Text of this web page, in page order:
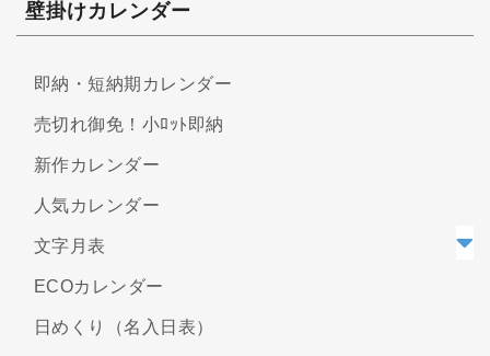
壁掛けカレンダー
即納・短納期カレンダー
売切れ御免！小ﾛｯﾄ即納
新作カレンダー
人気カレンダー
文字月表
ECOカレンダー
日めくり（名入日表）